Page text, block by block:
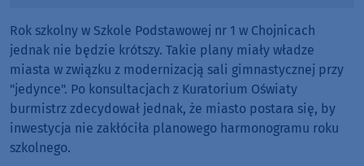
Rok szkolny w Szkole Podstawowej nr 1 w Chojnicach
jednak nie będzie krótszy. Takie plany miały władze
miasta w związku z modernizacją sali gimnastycznej przy
"jedynce". Po konsultacjach z Kuratorium Oświaty
burmistrz zdecydował jednak, że miasto postara się, by
inwestycja nie zakłóciła planowego harmonogramu roku
szkolnego.